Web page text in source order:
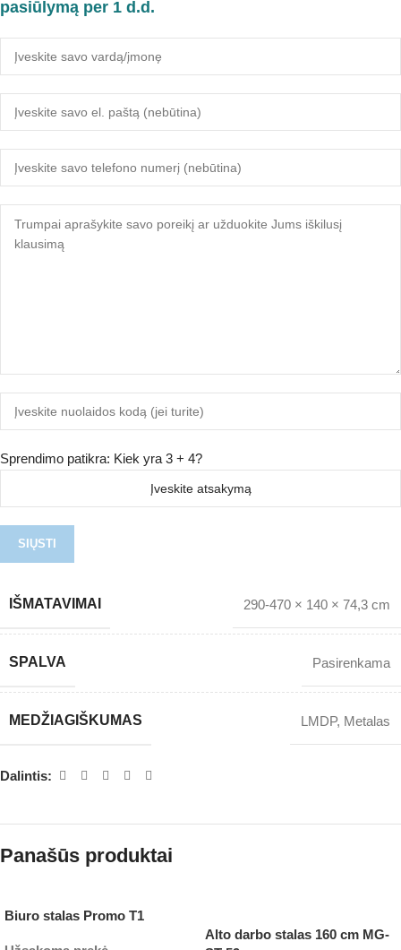
pasiūlymą per 1 d.d.
Sprendimo patikra: Kiek yra 3 + 4?
IŠMATAVIMAI 290-470 × 140 × 74,3 cm
SPALVA Pasirenkama
MEDŽIAGIŠKUMAS LMDP, Metalas
Dalintis:
Panašūs produktai
Biuro stalas Promo T1
Alto darbo stalas 160 cm MG-